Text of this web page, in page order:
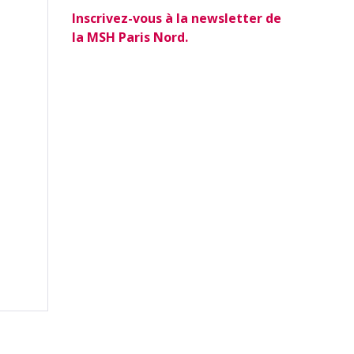
Inscrivez-vous à la newsletter de
la MSH Paris Nord.